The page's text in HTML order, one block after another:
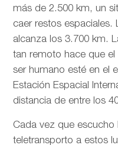
más de 2.500 km, un
caer restos
alcanza los 3.700 km.
tan remoto hace que
ser humano esté en el
Estación Espacial
distancia de entre los
Cada vez que escucho
teletransporto a estos